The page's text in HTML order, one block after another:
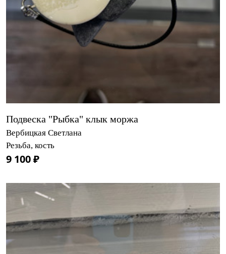
Подвеска "Рыбка" клык моржа
Вербицкая Светлана
Резьба, кость
9 100 ₽